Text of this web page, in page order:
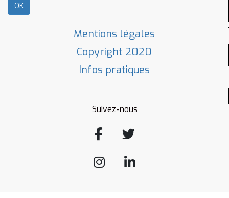
OK
Mentions légales
Copyright 2020
Infos pratiques
Suivez-nous